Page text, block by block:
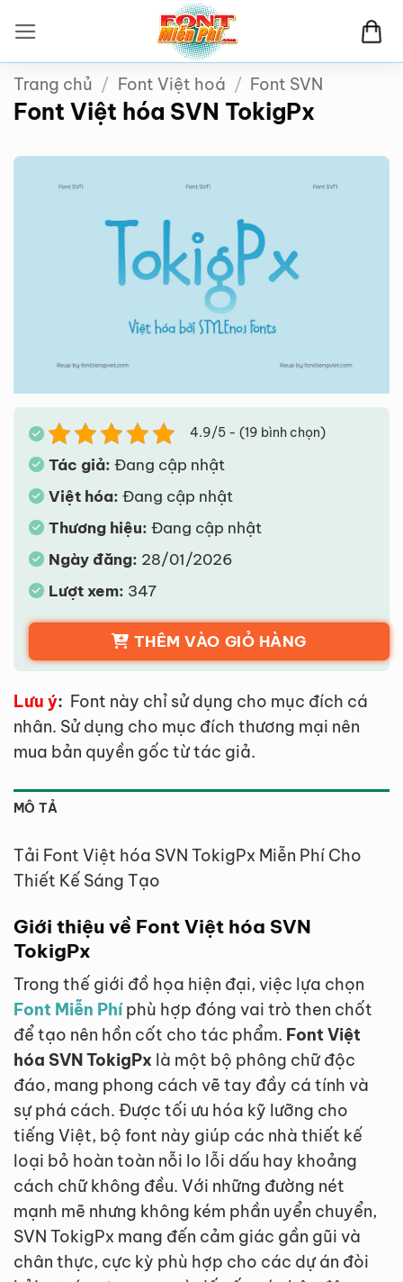
qua
nội
dung
Trang chủ / Font Việt hoá / Font SVN
Font Việt hóa SVN TokigPx
4.9/5 - (19 bình chọn)
Tác giả: Đang cập nhật
Việt hóa: Đang cập nhật
Thương hiệu: Đang cập nhật
Ngày đăng: 28/01/2026
Lượt xem: 347
THÊM VÀO GIỎ HÀNG
Lưu ý: Font này chỉ sử dụng cho mục đích cá
nhân. Sử dụng cho mục đích thương mại nên
mua bản quyền gốc từ tác giả.
MÔ TẢ
Tải Font Việt hóa SVN TokigPx Miễn Phí Cho
Thiết Kế Sáng Tạo
Giới thiệu về Font Việt hóa SVN
TokigPx
Trong thế giới đồ họa hiện đại, việc lựa chọn
Font Miễn Phíphù hợp đóng vai trò then chốt
để tạo nên hồn cốt cho tác phẩm. Font Việt
hóa SVN TokigPx là một bộ phông chữ độc
đáo, mang phong cách vẽ tay đầy cá tính và
sự phá cách. Được tối ưu hóa kỹ lưỡng cho
tiếng Việt, bộ font này giúp các nhà thiết kế
loại bỏ hoàn toàn nỗi lo lỗi dấu hay khoảng
cách chữ không đều. Với những đường nét
mạnh mẽ nhưng không kém phần uyển chuyển,
SVN TokigPx mang đến cảm giác gần gũi và
chân thực, cực kỳ phù hợp cho các dự án đòi